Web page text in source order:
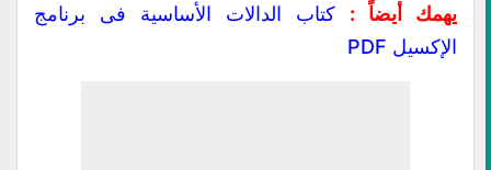
يهمك أيضاً :
كتاب الدالات الأساسية فى برنامج
الإكسيل PDF